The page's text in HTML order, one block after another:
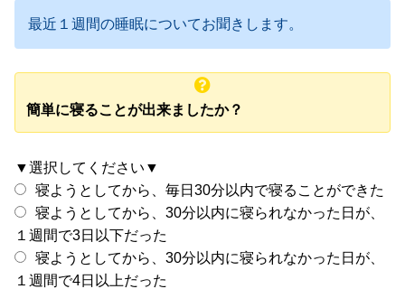
最近１週間の睡眠についてお聞きします。
簡単に寝ることが出来ましたか？
▼選択してください▼
寝ようとしてから、毎日30分以内で寝ることができた
寝ようとしてから、30分以内に寝られなかった日が、
１週間で3日以下だった
寝ようとしてから、30分以内に寝られなかった日が、
１週間で4日以上だった